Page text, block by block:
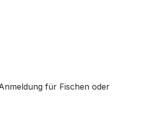
für Fischen oder